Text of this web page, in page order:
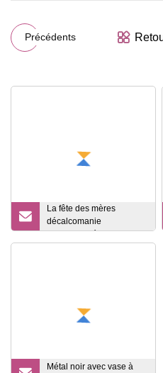
Précédents
La fête des mères
décalcomanie
personnalisée tasse en
verre de conception et
Métal noir avec vase à